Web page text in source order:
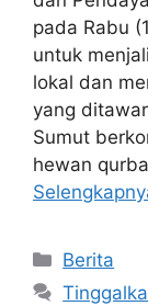
pada Rabu
untuk
lokal dan
yang
Sumut
hewan
Kategori
Berita